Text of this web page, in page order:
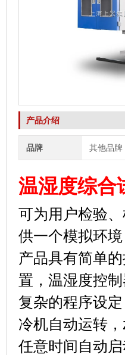
产品介绍
品牌 其他品牌
温湿度综合
可为用户检验
供一个模拟环境
产品具有简单的
置，温湿度控
复杂的程序设定
冷机自动运转
任意时间自动启动